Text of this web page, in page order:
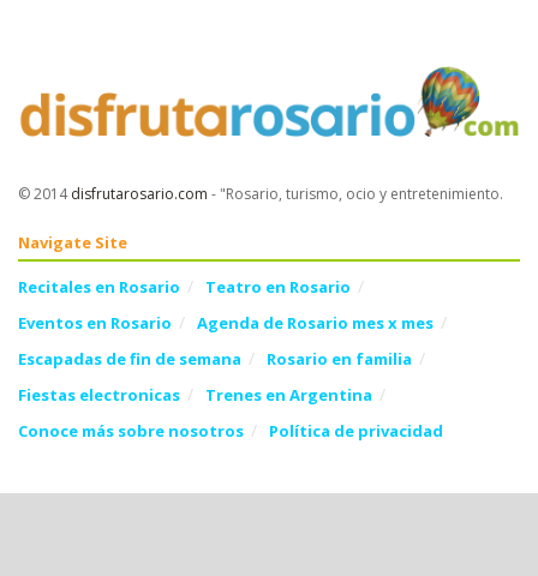
© 2014disfrutarosario.com - "Rosario, turismo, ocio y entretenimiento.
Navigate Site
Recitales en Rosario
Teatro en Rosario
Eventos en Rosario
Agenda de Rosario mes x mes
Escapadas de fin de semana
Rosario en familia
Fiestas electronicas
Trenes en Argentina
Conoce más sobre nosotros
Política de privacidad